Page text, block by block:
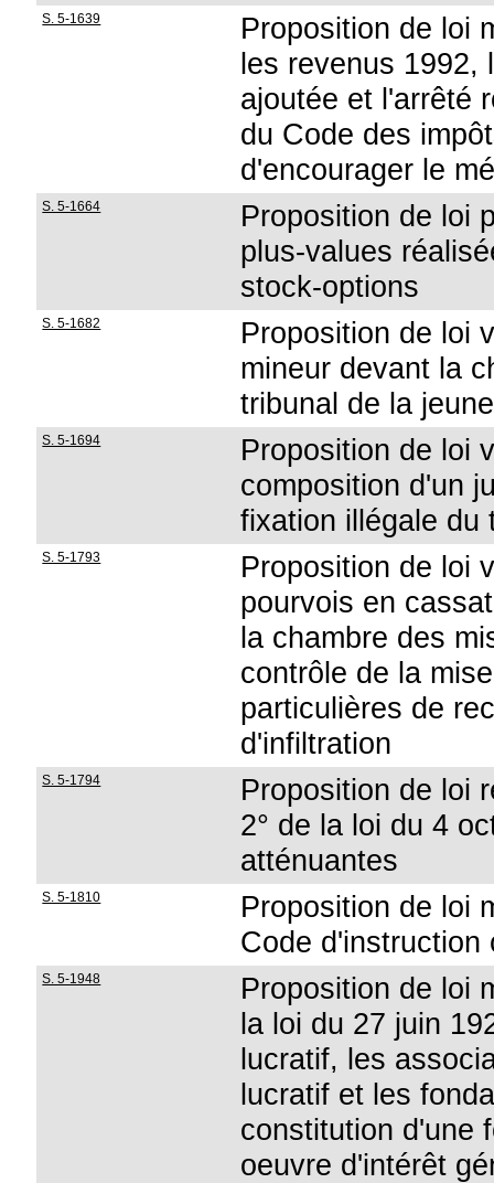
S. 5-1639
Proposition de loi
les revenus 1992,
ajoutée et l'arrêté
du Code des
d'encourager le
S. 5-1664
Proposition de loi
plus-values
stock-options
S. 5-1682
Proposition de loi
mineur devant la
tribunal de la
S. 5-1694
Proposition de loi
composition d'un
fixation illégale du
S. 5-1793
Proposition de loi
pourvois en
la chambre des
contrôle de la
particulières de
d'infiltration
S. 5-1794
Proposition de loi
2° de la loi du 4
atténuantes
S. 5-1810
Proposition de loi
Code d'instruction
S. 5-1948
Proposition de loi
la loi du 27 juin
lucratif, les
lucratif et les
constitution d'une
oeuvre d'intérêt